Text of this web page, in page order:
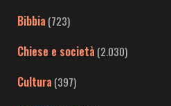
Bibbia (723)
Chiese e società (2.030)
Cultura (397)